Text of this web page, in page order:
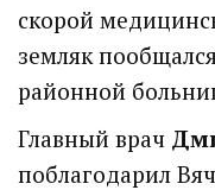
скорой
земляк
районной
Главный врач
поблагодарил